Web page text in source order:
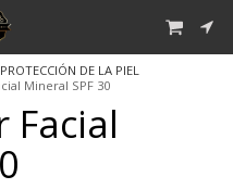
PROTECCIÓN DE LA PIEL
Mineral SPF 30
Facial